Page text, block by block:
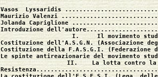
Vasos  Lyssaridis
Maurizio Valenzi
Jolanda Capriglione
Introduzione
I.     Il movimento
Costituzione dell'A.S.G.N.
Costituzione della F.A.S.G.I.
Le spinte antireazionarie del
II.    La lotta contro la